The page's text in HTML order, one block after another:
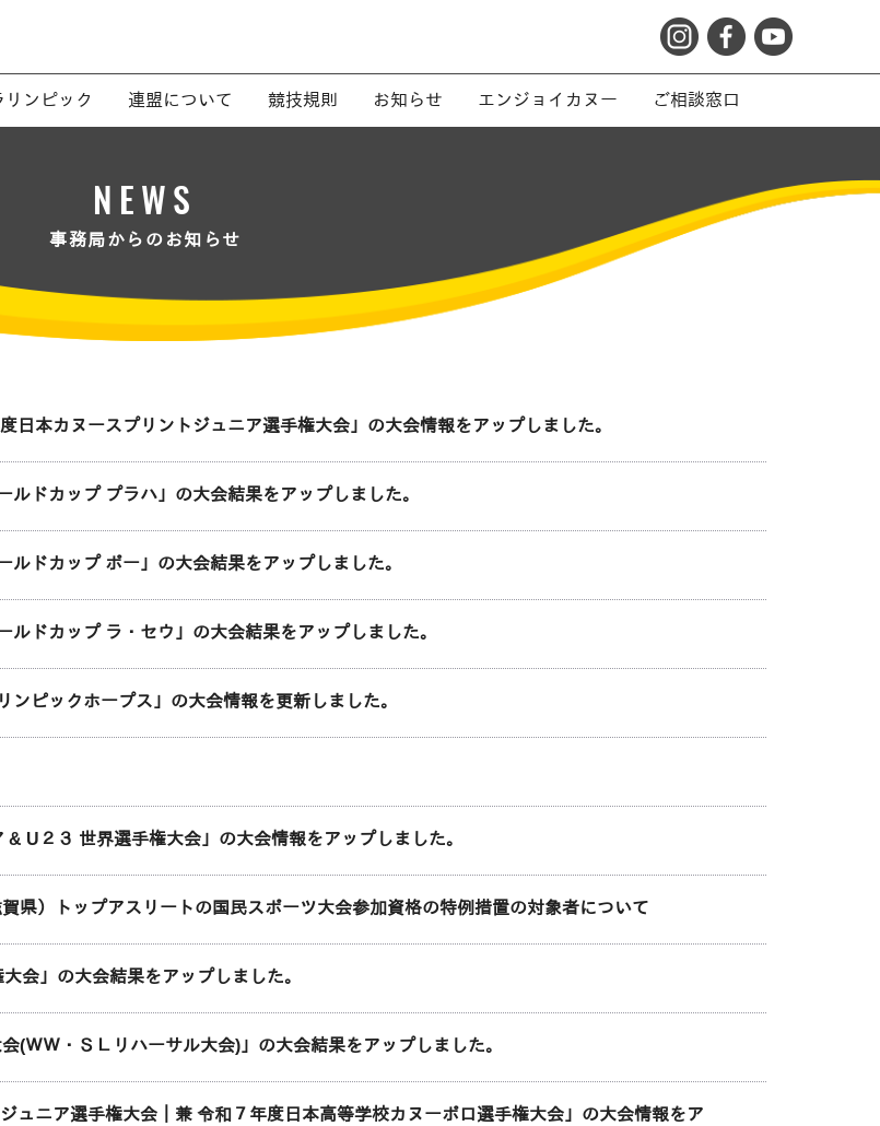
ンピック 連盟について 競技規則 お知らせ エンジョイカヌー ご相談窓口
NEWS
事務局からのお知らせ
日本カヌースプリントジュニア選手権大会」の大会情報をアップしました。
ルドカップ プラハ」の大会結果をアップしました。
ルドカップ ポー」の大会結果をアップしました。
ルドカップ ラ・セウ」の大会結果をアップしました。
ンピックホープス」の大会情報を更新しました。
& U２３ 世界選手権大会」の大会情報をアップしました。
県）トップアスリートの国民スポーツ大会参加資格の特例措置の対象者について
会」の大会結果をアップしました。
(ＷＷ・ＳＬリハーサル大会)」の大会結果をアップしました。
ュニア選手権大会｜兼 令和７年度日本高等学校カヌーポロ選手権大会」の大会情報をア